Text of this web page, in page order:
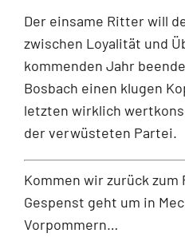
Der einsame Ritter will
zwischen Loyalität und
kommenden Jahr
Bosbach einen klugen
letzten wirklich
der verwüsteten Partei.
Kommen wir zurück
Gespenst geht um in
Vorpommern…